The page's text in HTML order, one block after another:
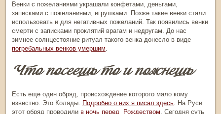
Венки с пожеланиями украшали конфетами, деньгами,
записками с пожеланиями, игрушками. Позже такие венки стали
использовать и для негативных пожеланий. Так появились венки
смерти с записками проклятий врагам и недругам. До нас
зимнее солнцестояние ритуал такого венка донесло в виде
погребальных венков умершим.
Что посеешь то и пожнешь
Есть еще один обряд, происхождение которого мало кому
известно. Это Коляды. Подробно о них я писал здесь. На Руси
этот обряд проводили в ночь перед Рождеством. Сегодня суть